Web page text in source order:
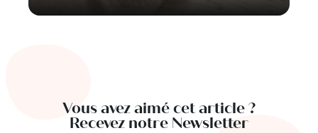
Vous avez aimé cet article ?
Recevez notre Newsletter